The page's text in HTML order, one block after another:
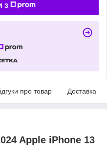
з
про товар Доставка
Apple iPhone 13